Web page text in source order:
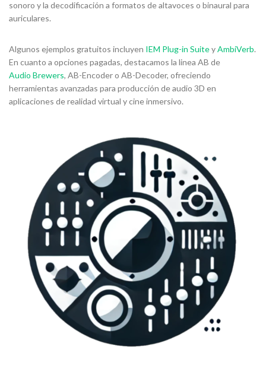
sonoro y la decodificación a formatos de altavoces o binaural para
auriculares.
Algunos ejemplos gratuitos incluyen IEM Plug-in SuiteyAmbiVerb.
En cuanto a opciones pagadas, destacamos la linea AB de
Audio Brewers, AB-Encoder o AB-Decoder, ofreciendo
herramientas avanzadas para producción de audio 3D en
aplicaciones de realidad virtual y cine inmersivo.